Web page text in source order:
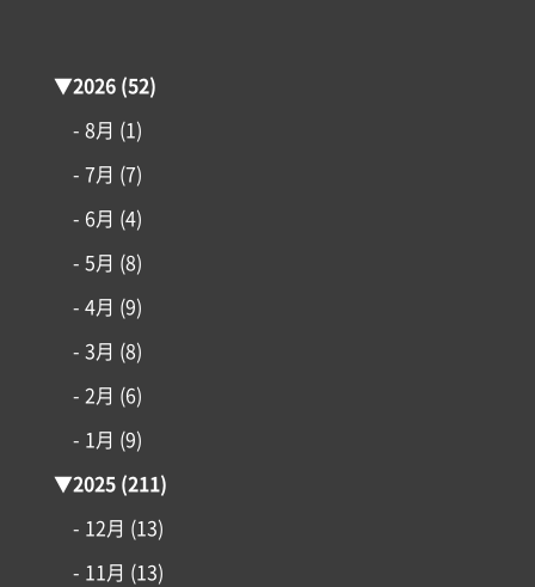
施工事例
▼2026(52)
- 8月 (1)
- 7月 (7)
- 6月 (4)
- 5月 (8)
- 4月 (9)
- 3月 (8)
- 2月 (6)
- 1月 (9)
▼2025(211)
- 12月 (13)
- 11月 (13)